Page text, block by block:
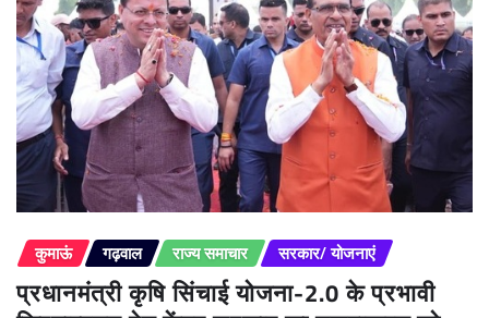
कुमाऊं गढ़वाल राज्य समाचार सरकार/ योजनाएं
प्रधानमंत्री कृषि सिंचाई योजना-2.0 के प्रभावी